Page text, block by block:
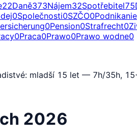
22Daně373Nájem32Spotřebitel75
0Společnosti0SZČO0Podnikanie
0Pension0Strafrecht0
0Praca0Prawo0Prawo wodne0
mladší 15 let — 7h/35h,
2026